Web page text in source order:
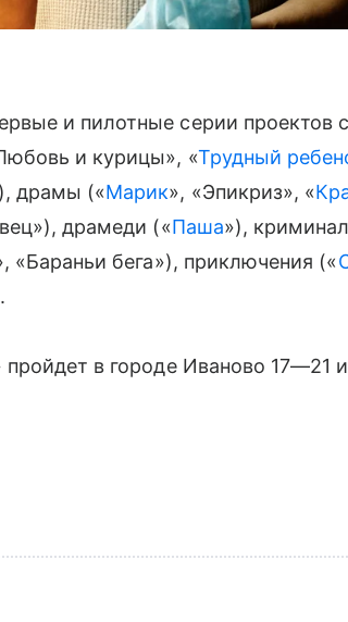
и пилотные серии проектов
и курицы», «Трудный
драмы («Марик», «Эпикриз», «
драмеди («Паша»),
«Бараньи бега»), приключения («
в городе Иваново 17—21